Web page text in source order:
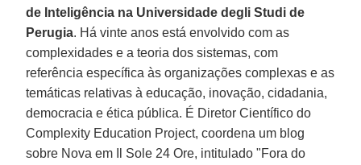
de Inteligência na Universidade degli Studi de
Perugia. Há vinte anos está envolvido com as
complexidades e a teoria dos sistemas, com
referência específica às organizações complexas e as
temáticas relativas à educação, inovação, cidadania,
democracia e ética pública. É Diretor Científico do
Complexity Education Project, coordena um blog
sobre Nova em Il Sole 24 Ore, intitulado "Fora do